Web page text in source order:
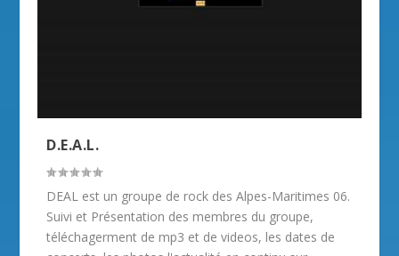
D.E.A.L.
DEAL est un groupe de rock des Alpes-Maritimes 06.
Suivi et Présentation des membres du groupe,
téléchagerment de mp3 et de videos, les dates de